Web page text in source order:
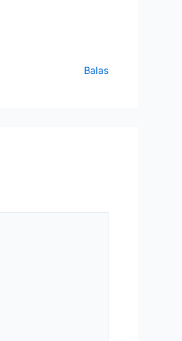
Balas